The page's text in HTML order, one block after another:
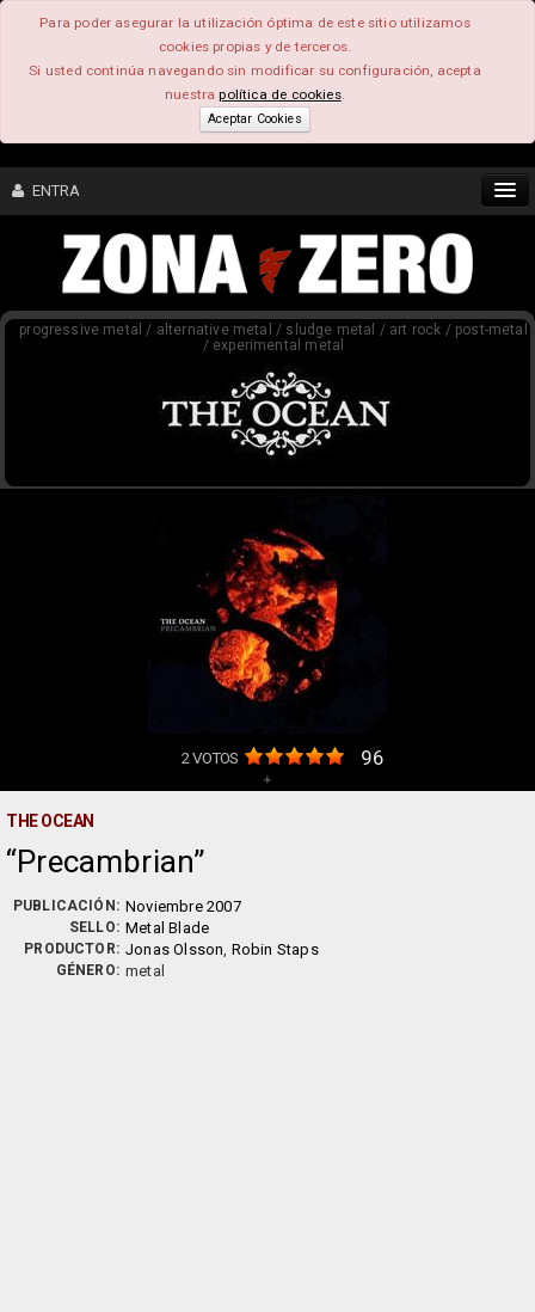
Para poder asegurar la utilización óptima de este sitio utilizamos
cookies propias y de terceros.
Si usted continúa navegando sin modificar su configuración, acepta
nuestrapolítica de cookies.
Aceptar Cookies
ENTRA
CONTENIDO
COMUNIDAD
progressive metal / alternative metal / sludge metal / art rock / post-metal
/ experimental metal
2VOTOS 96
+
THE OCEAN
Precambrian
PUBLICACIÓN: Noviembre 2007
SELLO: Metal Blade
PRODUCTOR: Jonas Olsson, Robin Staps
GÉNERO: metal